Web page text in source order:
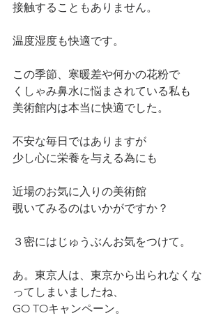
接触することもありません。
温度湿度も快適です。
この季節、寒暖差や何かの花粉で
くしゃみ鼻水に悩まされている私も
美術館内は本当に快適でした。
不安な毎日ではありますが
少し心に栄養を与える為にも
近場のお気に入りの美術館
覗いてみるのはいかがですか？
３密にはじゅうぶんお気をつけて。
あ。東京人は、東京から出られなくな
ってしまいましたね、
GO TOキャンペーン。